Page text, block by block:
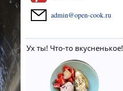
admin@open-cook.ru
Ух ты! Что-то вкусненькое!